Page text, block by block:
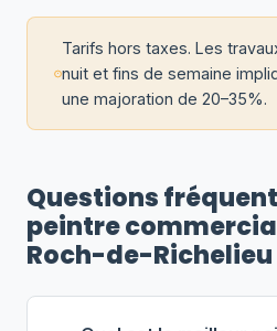
Tarifs hors taxes. Les
nuit et fins de semaine
une majoration de 20–35%.
Questions
peintre
Roch-de-Richelieu